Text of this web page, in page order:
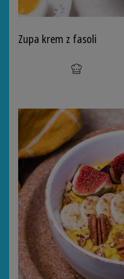
Zupa krem z fasoli